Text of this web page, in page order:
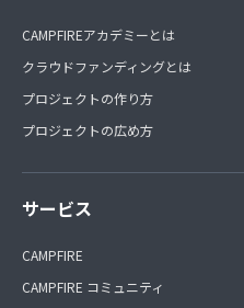
CAMPFIREアカデミーとは
クラウドファンディングとは
プロジェクトの作り方
プロジェクトの広め方
サービス
CAMPFIRE
CAMPFIRE コミュニティ